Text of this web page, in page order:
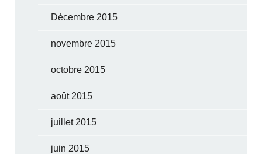
Décembre 2015
novembre 2015
octobre 2015
août 2015
juillet 2015
juin 2015